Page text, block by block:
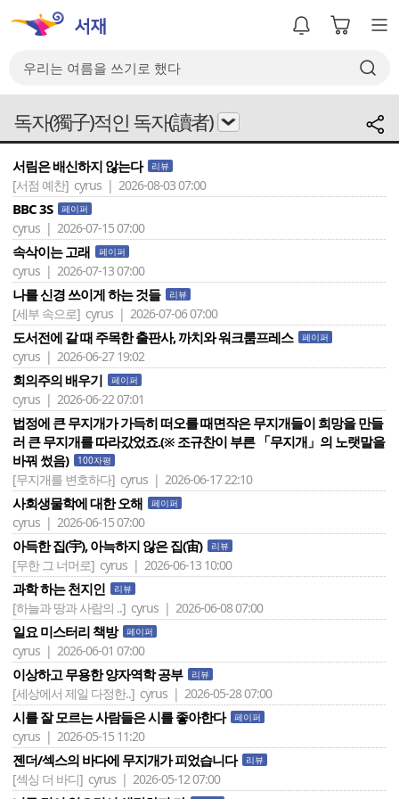
독자(獨子)적인 독자(讀者)
서림은 배신하지 않는다 리뷰
[서점 예찬] cyrus | 2026-08-03 07:00
BBC 3S 페이퍼
cyrus | 2026-07-15 07:00
속삭이는 고래 페이퍼
cyrus | 2026-07-13 07:00
나를 신경 쓰이게 하는 것들 리뷰
[세부 속으로] cyrus | 2026-07-06 07:00
도서전에 갈 때 주목한 출판사, 까치와 워크룸프레스 페이퍼
cyrus | 2026-06-27 19:02
회의주의 배우기 페이퍼
cyrus | 2026-06-22 07:01
법정에 큰 무지개가 가득히 떠오를 때면작은 무지개들이 희망을 만들
러 큰 무지개를 따라갔었죠.(※ 조규찬이 부른 「무지개」의 노랫말을
바꿔 썼음)
100자평
[무지개를 변호하다] cyrus | 2026-06-17 22:10
사회생물학에 대한 오해 페이퍼
cyrus | 2026-06-15 07:00
아득한 집(宇), 아늑하지 않은 집(宙) 리뷰
[무한 그 너머로] cyrus | 2026-06-13 10:00
과학 하는 천지인 리뷰
[하늘과 땅과 사람의 ..] cyrus | 2026-06-08 07:00
일요 미스터리 책방 페이퍼
cyrus | 2026-06-01 07:00
이상하고 무용한 양자역학 공부 리뷰
[세상에서 제일 다정한..] cyrus | 2026-05-28 07:00
시를 잘 모르는 사람들은 시를 좋아한다 페이퍼
cyrus | 2026-05-15 11:20
젠더/섹스의 바다에 무지개가 피었습니다 리뷰
[섹싱 더 바디] cyrus | 2026-05-12 07:00